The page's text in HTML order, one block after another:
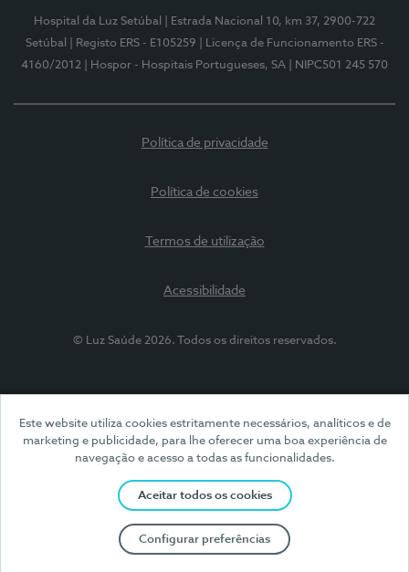
Este website utiliza cookies estritamente necessários, analíticos e de
marketing e publicidade, para lhe oferecer uma boa experiência de
navegação e acesso a todas as funcionalidades.
Aceitar todos os cookies
Configurar preferências
Hospital da Luz Setúbal
| Estrada Nacional 10, km 37, 2900-722
Setúbal
| Registo ERS - E105259
| Licença de Funcionamento ERS -
4160/2012
| Hospor - Hospitais Portugueses, SA | NIPC501 245 570
Política de privacidade
Política de cookies
Termos de utilização
Acessibilidade
© Luz Saúde 2026. Todos os direitos reservados.